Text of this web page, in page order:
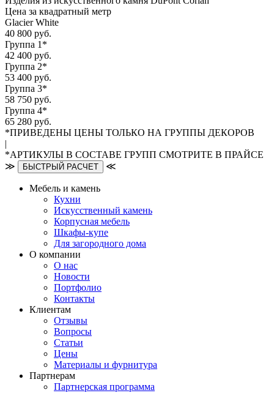
Цена за квадратный метр
Glacier White
40 800 руб.
Группа 1*
42 400 руб.
Группа 2*
53 400 руб.
Группа 3*
58 750 руб.
Группа 4*
65 280 руб.
*ПРИВЕДЕНЫ ЦЕНЫ ТОЛЬКО НА ГРУППЫ ДЕКОРОВ
|
*АРТИКУЛЫ В СОСТАВЕ ГРУПП СМОТРИТЕ В ПРАЙСЕ
≫
БЫСТРЫЙ РАСЧЕТ ≪
Мебель и камень
Кухни
Искусственный камень
Корпусная мебель
Шкафы-купе
Для загородного дома
О компании
О нас
Новости
Портфолио
Контакты
Клиентам
Отзывы
Вопросы
Статьи
Цены
Материалы и фурнитура
Партнерам
Партнерская программа